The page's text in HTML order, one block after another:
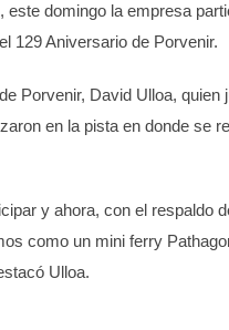
este domingo la empresa
129 Aniversario de Porvenir.
Porvenir, David Ulloa, quien
en la pista en donde se
y ahora, con el respaldo
como un mini ferry
Ulloa.